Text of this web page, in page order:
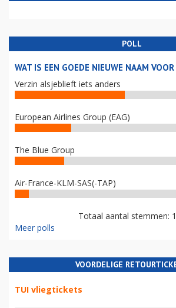
POLL
WAT IS EEN GOEDE NIEUWE NAAM
Verzin alsjeblieft iets anders
European Airlines Group (EAG)
The Blue Group
Air-France-KLM-SAS(-TAP)
Totaal aantal stemmen:
Meer polls
VOORDELIGE
TUI vliegtickets